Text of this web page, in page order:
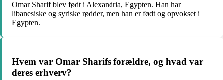
Omar Sharif blev født i Alexandria, Egypten. Han har
libanesiske og syriske rødder, men han er født og opvokset i
Egypten.
Hvem var Omar Sharifs forældre, og hvad var
deres erhverv?